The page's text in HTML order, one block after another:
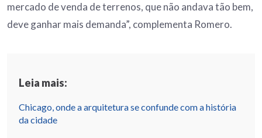
mercado de venda de terrenos, que não andava tão bem,
deve ganhar mais demanda”, complementa Romero.
Leia mais:
Chicago, onde a arquitetura se confunde com a história
da cidade